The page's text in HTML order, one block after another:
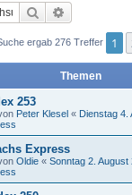
Suche
ergab 276 Treffer 1
Themen
253
Peter Klesel « Dienstag 4.
Express
Oldie « Sonntag 2. August